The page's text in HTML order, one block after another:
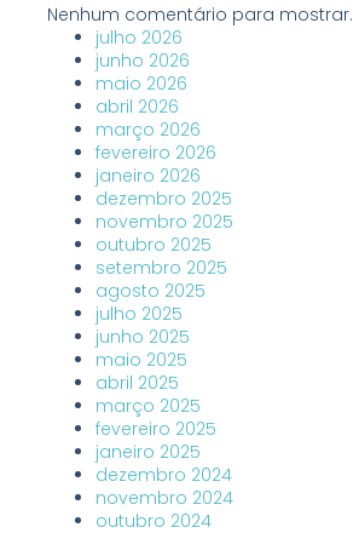
Nenhum comentário para mostrar.
julho 2026
junho 2026
maio 2026
abril 2026
março 2026
fevereiro 2026
janeiro 2026
dezembro 2025
novembro 2025
outubro 2025
setembro 2025
agosto 2025
julho 2025
junho 2025
maio 2025
abril 2025
março 2025
fevereiro 2025
janeiro 2025
dezembro 2024
novembro 2024
outubro 2024